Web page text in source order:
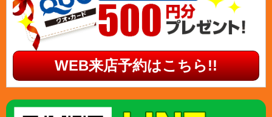
WEB来店予約はこちら!!